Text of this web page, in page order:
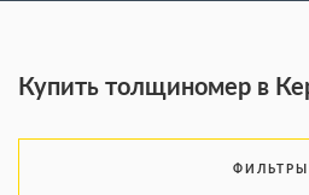
Купить толщиномер в
ФИЛЬТРЫ